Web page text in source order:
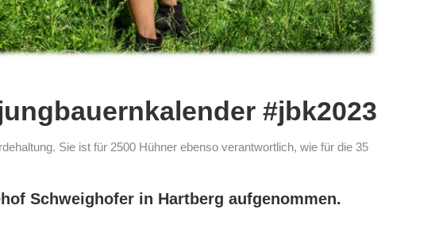
#jbk2023
Sie ist für 2500 Hühner ebenso verantwortlich, wie für die 35
Schweighofer in Hartberg aufgenommen.